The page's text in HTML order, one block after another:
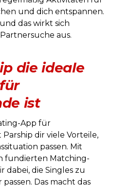
und dich entspannen.
das wirkt sich
aus.
die ideale
ist
App für
dir viele Vorteile,
passen. Mit
fundierten Matching-
dabei, die Singles zu
Das macht das